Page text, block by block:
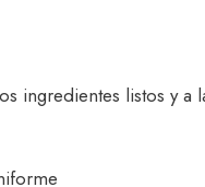
ingredientes listos y a